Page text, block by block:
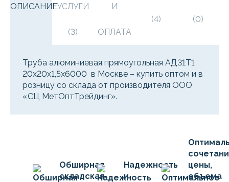
ОПИСАНИЕУСЛУГИ
(3)
И
ОПЛАТА
(4) (0)
Труба алюминиевая прямоугольная АД31Т1
20х20х1,5х6000 в Москве – купить оптом и в
розницу со склада от производителя ООО
«СЦ МетОптТрейдинг».
Обширная
складская
Надежность
и
цены,
объема